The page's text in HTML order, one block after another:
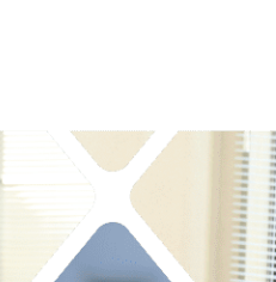
感できるか
は「働きや
」の両立が